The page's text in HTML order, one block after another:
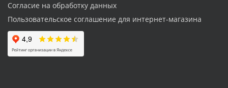
Согласие на обработку данных
Пользовательское соглашение для интернет-магазина